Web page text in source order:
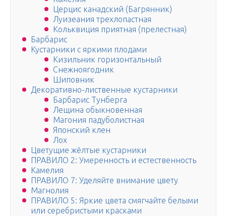
Церцис канадский (Багрянник)
Луизеания трехлопастная
Кольквиция приятная (прелестная)
Барбарис
Кустарники с яркими плодами
Кизильник горизонтальный
Снежноягодник
Шиповник
Декоративно-лиственные кустарники
Барбарис Тунберга
Лещина обыкновенная
Магония падуболистная
Японский клен
Лох
Цветущие жёлтые кустарники
ПРАВИЛО 2: Умеренность и естественность
Камелия
ПРАВИЛО 7: Уделяйте внимание цвету
Магнолия
ПРАВИЛО 5: Яркие цвета смягчайте белыми
или серебристыми красками